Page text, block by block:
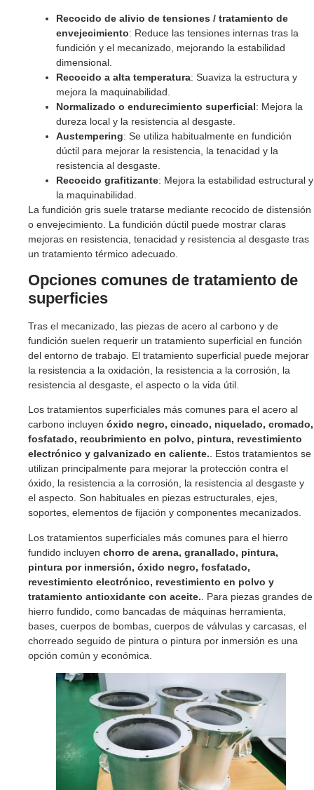
Recocido de alivio de tensiones / tratamiento de
envejecimiento: Reduce las tensiones internas tras la
fundición y el mecanizado, mejorando la estabilidad
dimensional.
Recocido a alta temperatura: Suaviza la estructura y
mejora la maquinabilidad.
Normalizado o endurecimiento superficial: Mejora la
dureza local y la resistencia al desgaste.
Austempering: Se utiliza habitualmente en fundición
dúctil para mejorar la resistencia, la tenacidad y la
resistencia al desgaste.
Recocido grafitizante: Mejora la estabilidad estructural y
la maquinabilidad.
La fundición gris suele tratarse mediante recocido de distensión
o envejecimiento. La fundición dúctil puede mostrar claras
mejoras en resistencia, tenacidad y resistencia al desgaste tras
un tratamiento térmico adecuado.
Opciones comunes de tratamiento de
superficies
Tras el mecanizado, las piezas de acero al carbono y de
fundición suelen requerir un tratamiento superficial en función
del entorno de trabajo. El tratamiento superficial puede mejorar
la resistencia a la oxidación, la resistencia a la corrosión, la
resistencia al desgaste, el aspecto o la vida útil.
Los tratamientos superficiales más comunes para el acero al
carbono incluyen óxido negro, cincado, niquelado, cromado,
fosfatado, recubrimiento en polvo, pintura, revestimiento
electrónico y galvanizado en caliente.. Estos tratamientos se
utilizan principalmente para mejorar la protección contra el
óxido, la resistencia a la corrosión, la resistencia al desgaste y
el aspecto. Son habituales en piezas estructurales, ejes,
soportes, elementos de fijación y componentes mecanizados.
Los tratamientos superficiales más comunes para el hierro
fundido incluyen chorro de arena, granallado, pintura,
pintura por inmersión, óxido negro, fosfatado,
revestimiento electrónico, revestimiento en polvo y
tratamiento antioxidante con aceite. . Para piezas grandes de
hierro fundido, como bancadas de máquinas herramienta,
bases, cuerpos de bombas, cuerpos de válvulas y carcasas, el
chorreado seguido de pintura o pintura por inmersión es una
opción común y económica.